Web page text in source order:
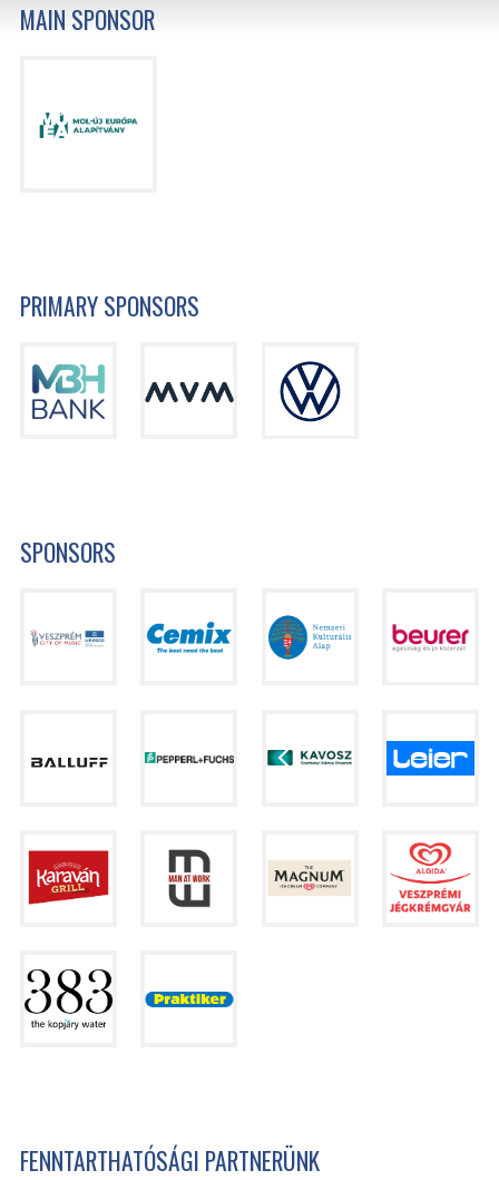
MAIN SPONSOR
PRIMARY SPONSORS
SPONSORS
FENNTARTHATÓSÁGI PARTNERÜNK